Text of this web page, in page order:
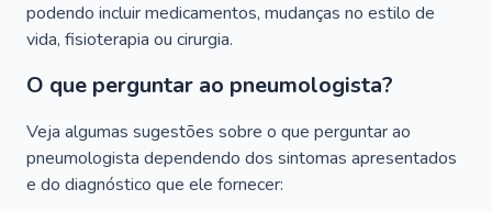
podendo incluir medicamentos, mudanças no estilo de
vida, fisioterapia ou cirurgia.
O que perguntar ao pneumologista?
Veja algumas sugestões sobre o que perguntar ao
pneumologista dependendo dos sintomas apresentados
e do diagnóstico que ele fornecer: